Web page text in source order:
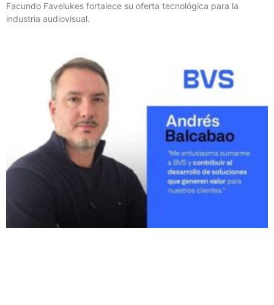
Facundo Favelukes fortalece su oferta tecnológica para la
industria audiovisual.